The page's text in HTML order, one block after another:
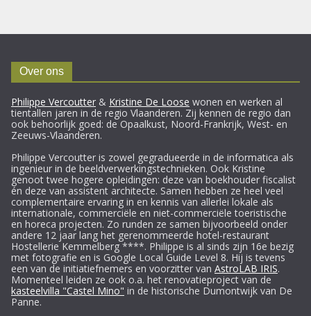
Over ons
Philippe Vercoutter & Kristine De Loose wonen en werken al
tientallen jaren in de regio Vlaanderen. Zij kennen de regio dan
ook behoorlijk goed: de Opaalkust, Noord-Frankrijk, West- en
Zeeuws-Vlaanderen.
Philippe Vercoutter is zowel gegradueerde in de informatica als
ingenieur in de beeldverwerkingstechnieken. Ook Kristine
genoot twee hogere opleidingen: deze van boekhouder fiscalist
én deze van assistent architecte. Samen hebben ze heel veel
complementaire ervaring in en kennis van allerlei lokale als
internationale, commerciële en niet-commerciële toeristische
en horeca projecten. Zo runden ze samen bijvoorbeeld onder
andere 12 jaar lang het gerenommeerde hotel-restaurant
Hostellerie Kemmelberg ****. Philippe is al sinds zijn 16e bezig
met fotografie en is Google Local Guide Level 8. Hij is tevens
een van de initiatiefnemers en voorzitter van AstroLAB IRIS.
Momenteel leiden ze ook o.a. het renovatieproject van de
kasteelvilla "Castel Mino" in de historische Dumontwijk van De
Panne.